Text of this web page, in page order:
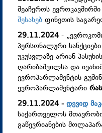
შეაჩეროს
შესახებ ფინეთის
29.11.2024 -
პერსონალური
უკუსვლაზე არიან
ღარიბაშვილსა და
ევროპარლამენტის
ევროპარლამენტარი
29.11.2024 - დევიდ
საქართველოს
გაწევრიანების